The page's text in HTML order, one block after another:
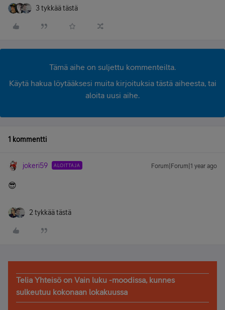
3 tykkää tästä
Tämä aihe on suljettu kommenteilta.
Käytä hakua löytääksesi muita kirjoituksia tästä aiheesta, tai
aloita uusi aihe.
1 kommentti
jokeri59 ALOITTAJA Forum|Forum|1 year ago
😎
2 tykkää tästä
Telia Yhteisö on Vain luku -moodissa, kunnes
sulkeutuu kokonaan lokakuussa